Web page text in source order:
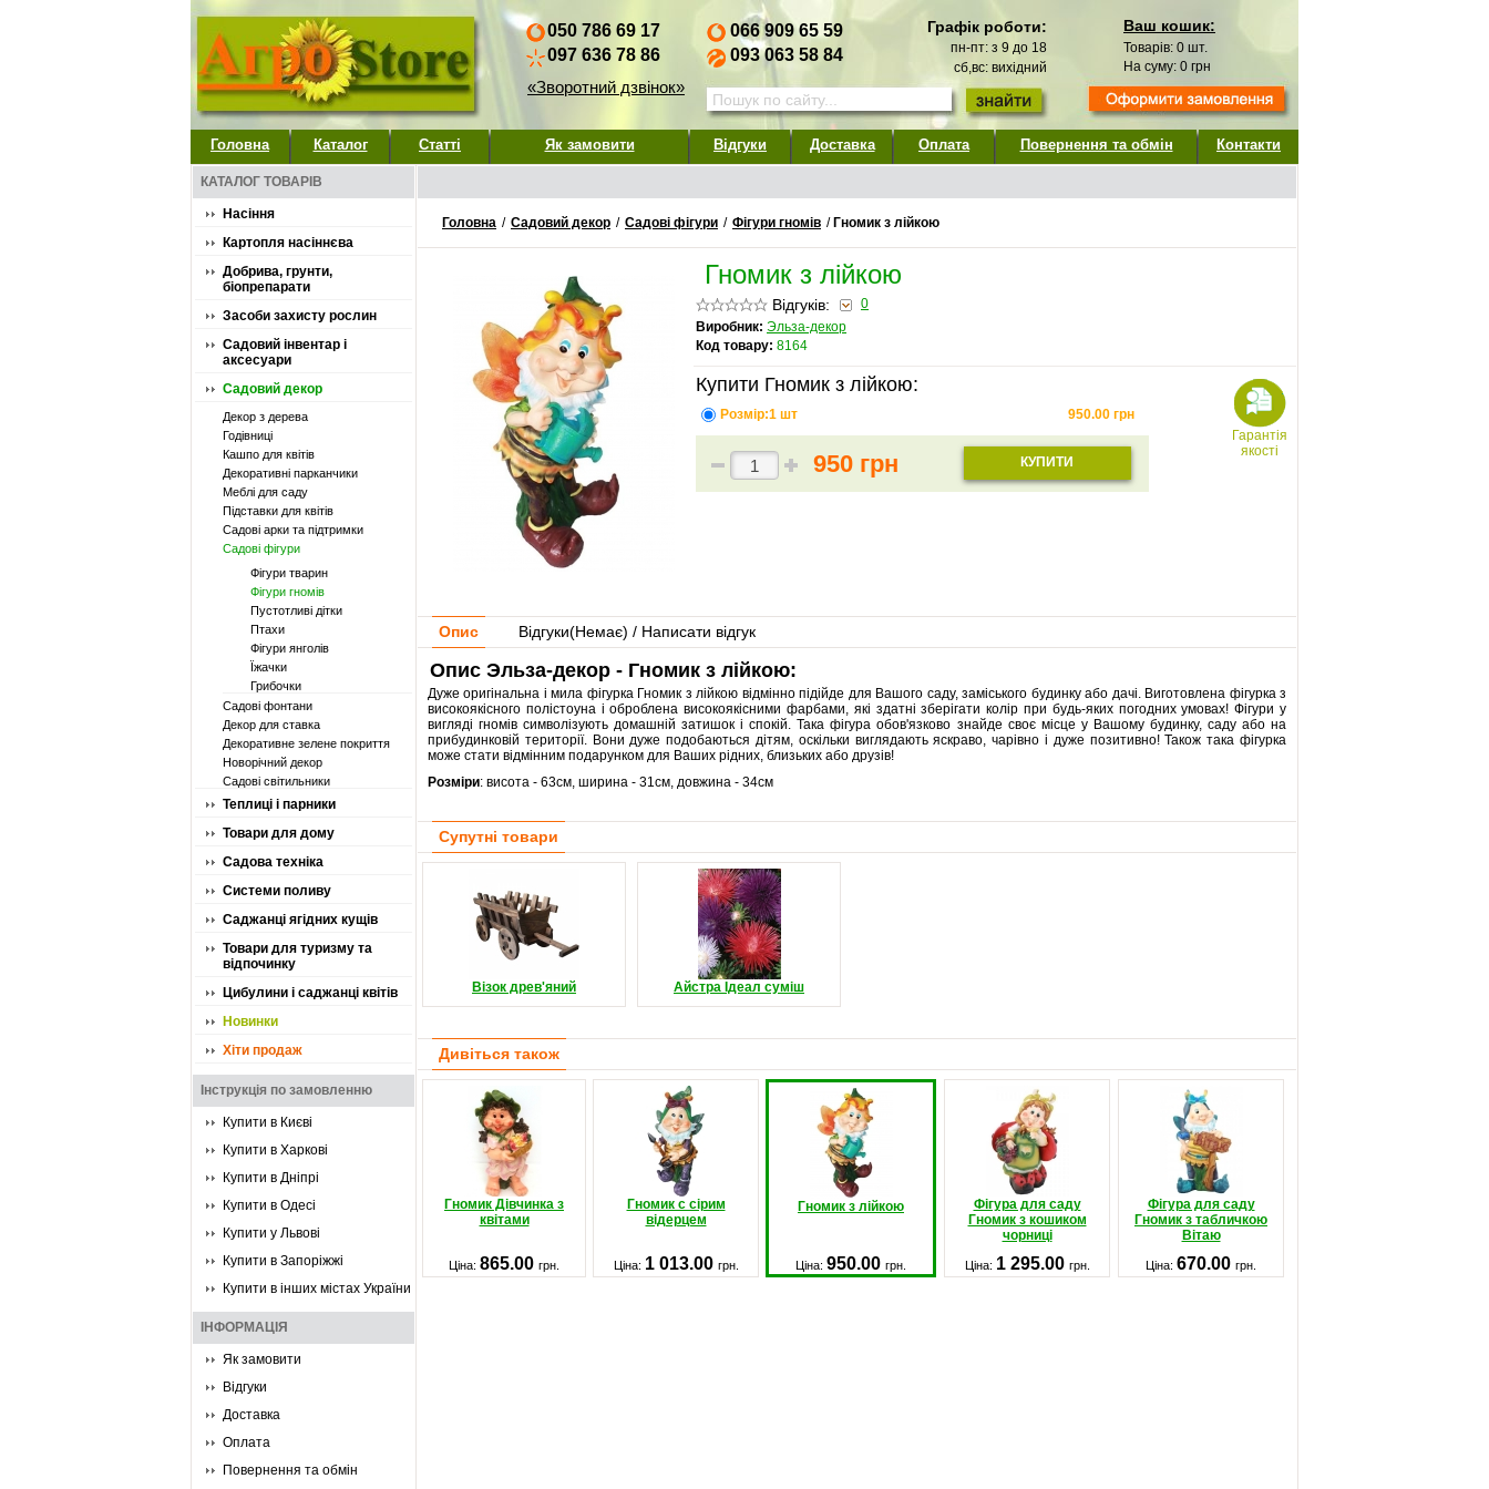
050 786 69 17
097 636 78 86
«Зворотний дзвінок»
066 909 65 59
093 063 58 84
Графік роботи:
пн-пт: з 9 до 18
сб,вс: вихідний
Ваш кошик:
Товарів: 0 шт.
На суму: 0 грн
Головна Каталог Статті Як замовити Відгуки Доставка Оплата Повернення та обмін Контакти
КАТАЛОГ ТОВАРІВ
Насіння
Картопля насіннєва
Добрива, грунти,
біопрепарати
Засоби захисту рослин
Садовий інвентар і
аксесуари
Садовий декор
Декор з дерева
Годівниці
Кашпо для квітів
Декоративні парканчики
Меблі для саду
Підставки для квітів
Садові арки та підтримки
Садові фігури
Фігури тварин
Фігури гномів
Пустотливі дітки
Птахи
Фігури янголів
Їжачки
Грибочки
Садові фонтани
Декор для ставка
Декоративне зелене покриття
Новорічний декор
Садові світильники
Теплиці і парники
Товари для дому
Садова техніка
Системи поливу
Саджанці ягідних кущів
Товари для туризму та
відпочинку
Цибулини і саджанці квітів
Новинки
Хіти продаж
Інструкція по замовленню
Купити в Києві
Купити в Харкові
Купити в Дніпрі
Купити в Одесі
Купити у Львові
Купити в Запоріжжі
Купити в інших містах України
ІНФОРМАЦІЯ
Як замовити
Відгуки
Доставка
Оплата
Повернення та обмін
Головна / Садовий декор / Садові фігури / Фігури гномів / Гномик з лійкою
Гномик з лійкою
Відгуків:
0
Виробник: Эльза-декор
Код товару: 8164
Купити Гномик з лійкою:
Розмір:1 шт 950.00 грн
950 грн КУПИТИ
Гарантія
якості
Опис Відгуки(Немає) / Написати відгук
Опис Эльза-декор - Гномик з лійкою:
Дуже оригінальна і мила фігурка Гномик з лійкою відмінно підійде для Вашого саду, заміського будинку або дачі. Виготовлена ​​фігурка з
високоякісного полістоуна і оброблена високоякісними фарбами, які здатні зберігати колір при будь-яких погодних умовах! Фігури у
вигляді гномів символізують домашній затишок і спокій. Така фігура обов'язково знайде своє місце у Вашому будинку, саду або на
прибудинковій території. Вони дуже подобаються дітям, оскільки виглядають яскраво, чарівно і дуже позитивно! Також така фігурка
може стати відмінним подарунком для Ваших рідних, близьких або друзів!
Розміри: висота - 63см, ширина - 31см, довжина - 34см
Супутні товари
Візок древ'яний Айстра Ідеал суміш
Дивіться також
Гномик Дівчинка з
квітами
Гномик c сірим
відерцем
Гномик з лійкою
Фігура для саду
Гномик з кошиком
чорниці
Фігура для саду
Гномик з табличкою
Вітаю
Ціна: 865.00 грн. Ціна: 1 013.00 грн. Ціна: 950.00 грн. Ціна: 1 295.00 грн. Ціна: 670.00 грн.